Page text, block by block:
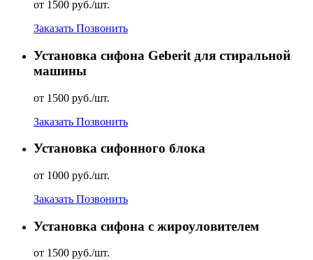
от 1500 руб./шт.
Заказать Позвонить
Установка сифона Geberit для стиральной
машины
от 1500 руб./шт.
Заказать Позвонить
Установка сифонного блока
от 1000 руб./шт.
Заказать Позвонить
Установка сифона с жироуловителем
от 1500 руб./шт.